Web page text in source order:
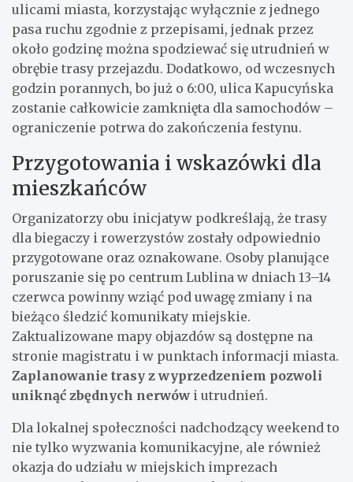
ulicami miasta, korzystając wyłącznie z jednego
pasa ruchu zgodnie z przepisami, jednak przez
około godzinę można spodziewać się utrudnień w
obrębie trasy przejazdu. Dodatkowo, od wczesnych
godzin porannych, bo już o 6:00, ulica Kapucyńska
zostanie całkowicie zamknięta dla samochodów –
ograniczenie potrwa do zakończenia festynu.
Przygotowania i wskazówki dla
mieszkańców
Organizatorzy obu inicjatyw podkreślają, że trasy
dla biegaczy i rowerzystów zostały odpowiednio
przygotowane oraz oznakowane. Osoby planujące
poruszanie się po centrum Lublina w dniach 13–14
czerwca powinny wziąć pod uwagę zmiany i na
bieżąco śledzić komunikaty miejskie.
Zaktualizowane mapy objazdów są dostępne na
stronie magistratu i w punktach informacji miasta.
Zaplanowanie trasy z wyprzedzeniem pozwoli
uniknąć zbędnych nerwów i utrudnień.
Dla lokalnej społeczności nadchodzący weekend to
nie tylko wyzwania komunikacyjne, ale również
okazja do udziału w miejskich imprezach